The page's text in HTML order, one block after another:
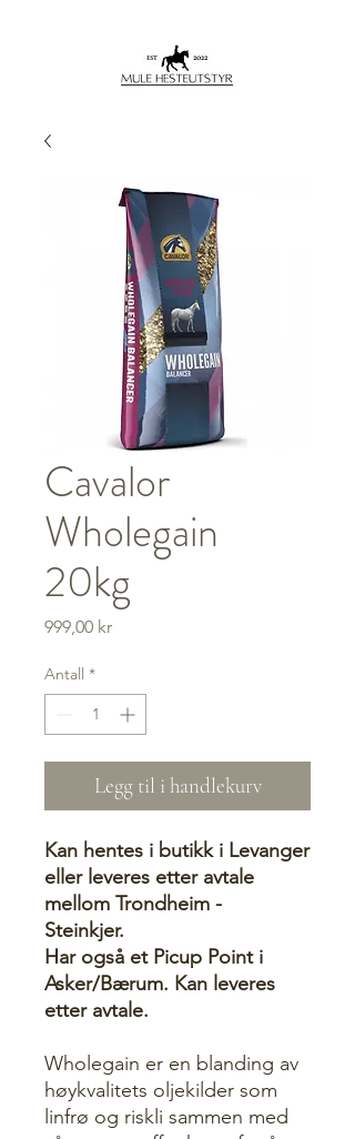
Cavalor
Wholegain
20kg
999,00 krPris
Antall *
Legg til i handlekurv
Kan hentes i butikk i Levanger
eller leveres etter avtale
mellom Trondheim -
Steinkjer.
Har også et Picup Point i
Asker/Bærum. Kan leveres
etter avtale.
Wholegain er en blanding av
høykvalitets oljekilder som
linfrø og riskli sammen med